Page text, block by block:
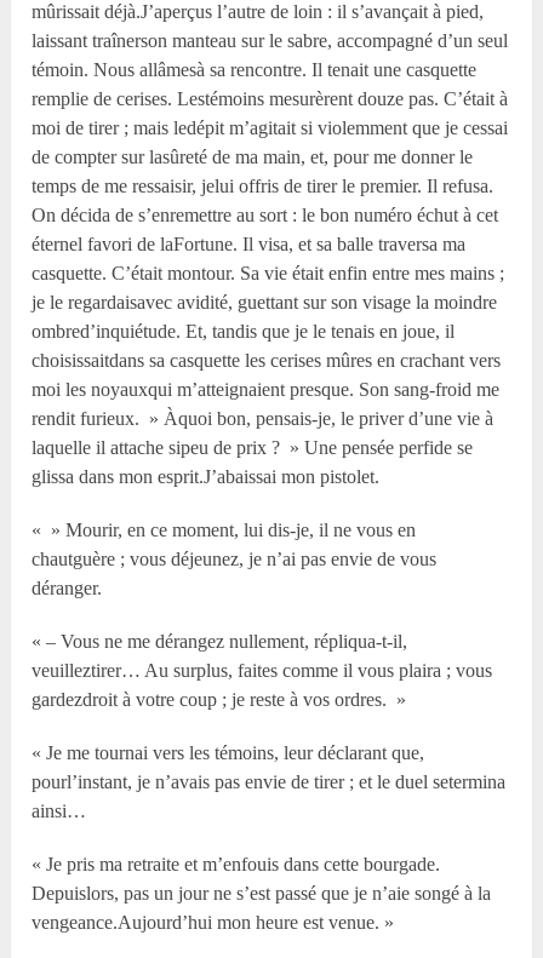
mûrissait déjà.J’aperçus l’autre de loin : il s’avançait à pied,
laissant traînerson manteau sur le sabre, accompagné d’un seul
témoin. Nous allâmesà sa rencontre. Il tenait une casquette
remplie de cerises. Lestémoins mesurèrent douze pas. C’était à
moi de tirer ; mais ledépit m’agitait si violemment que je cessai
de compter sur lasûreté de ma main, et, pour me donner le
temps de me ressaisir, jelui offris de tirer le premier. Il refusa.
On décida de s’enremettre au sort : le bon numéro échut à cet
éternel favori de laFortune. Il visa, et sa balle traversa ma
casquette. C’était montour. Sa vie était enfin entre mes mains ;
je le regardaisavec avidité, guettant sur son visage la moindre
ombred’inquiétude. Et, tandis que je le tenais en joue, il
choisissaitdans sa casquette les cerises mûres en crachant vers
moi les noyauxqui m’atteignaient presque. Son sang-froid me
rendit furieux. » Àquoi bon, pensais-je, le priver d’une vie à
laquelle il attache sipeu de prix ? » Une pensée perfide se
glissa dans mon esprit.J’abaissai mon pistolet.
« » Mourir, en ce moment, lui dis-je, il ne vous en
chautguère ; vous déjeunez, je n’ai pas envie de vous
déranger.
« – Vous ne me dérangez nullement, répliqua-t-il,
veuilleztirer… Au surplus, faites comme il vous plaira ; vous
gardezdroit à votre coup ; je reste à vos ordres. »
« Je me tournai vers les témoins, leur déclarant que,
pourl’instant, je n’avais pas envie de tirer ; et le duel setermina
ainsi…
« Je pris ma retraite et m’enfouis dans cette bourgade.
Depuislors, pas un jour ne s’est passé que je n’aie songé à la
vengeance.Aujourd’hui mon heure est venue. »